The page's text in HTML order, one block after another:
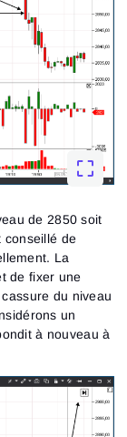
de 2850 soit
conseillé de
La
de fixer une
du niveau
un
à nouveau à